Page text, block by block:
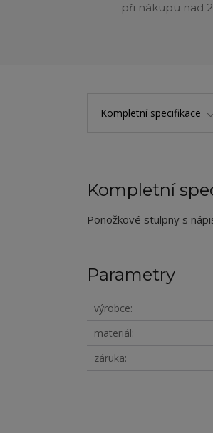
při nákupu nad
Kompletní specifikace
Kompletní
Ponožkové stulpny s
Parametry
výrobce
materiál
záruka